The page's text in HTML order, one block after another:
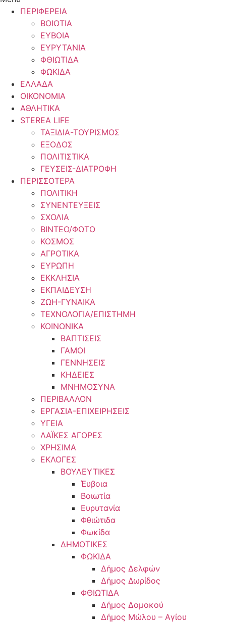
ΠΕΡΙΦΕΡΕΙΑ
ΒΟΙΩΤΙΑ
ΕΥΒΟΙΑ
ΕΥΡΥΤΑΝΙΑ
ΦΘΙΩΤΙΔΑ
ΦΩΚΙΔΑ
ΕΛΛΑΔΑ
ΟΙΚΟΝΟΜΙΑ
ΑΘΛΗΤΙΚΑ
STEREA LIFE
ΤΑΞΙΔΙΑ-ΤΟΥΡΙΣΜΟΣ
ΕΞΟΔΟΣ
ΠΟΛΙΤΙΣΤΙΚΑ
ΓΕΥΣΕΙΣ-ΔΙΑΤΡΟΦΗ
ΠΕΡΙΣΣΟΤΕΡΑ
ΠΟΛΙΤΙΚΗ
ΣΥΝΕΝΤΕΥΞΕΙΣ
ΣΧΟΛΙΑ
ΒΙΝΤΕΟ/ΦΩΤΟ
ΚΟΣΜΟΣ
ΑΓΡΟΤΙΚΑ
ΕΥΡΩΠΗ
ΕΚΚΛΗΣΙΑ
ΕΚΠΑΙΔΕΥΣΗ
ΖΩΗ-ΓΥΝΑΙΚΑ
ΤΕΧΝΟΛΟΓΙΑ/ΕΠΙΣΤΗΜΗ
ΚΟΙΝΩΝΙΚΑ
ΒΑΠΤΙΣΕΙΣ
ΓΑΜΟΙ
ΓΕΝΝΗΣΕΙΣ
ΚΗΔΕΙΕΣ
ΜΝΗΜΟΣΥΝΑ
ΠΕΡΙΒΑΛΛΟΝ
ΕΡΓΑΣΙΑ-ΕΠΙΧΕΙΡΗΣΕΙΣ
ΥΓΕΙΑ
ΛΑΪΚΕΣ ΑΓΟΡΕΣ
ΧΡΗΣΙΜΑ
ΕΚΛΟΓΕΣ
ΒΟΥΛΕΥΤΙΚΕΣ
Έυβοια
Βοιωτία
Ευρυτανία
Φθιώτιδα
Φωκίδα
ΔΗΜΟΤΙΚΕΣ
ΦΩΚΙΔΑ
Δήμος Δελφών
Δήμος Δωρίδος
ΦΘΙΩΤΙΔΑ
Δήμος Δομοκού
Δήμος Μώλου – Αγίου